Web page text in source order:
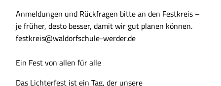
Anmeldungen und Rückfragen bitte an den Festkreis –
je früher, desto besser, damit wir gut planen können.
festkreis@waldorfschule-werder.de
Ein Fest von allen für alle
Das Lichterfest ist ein Tag, der unsere